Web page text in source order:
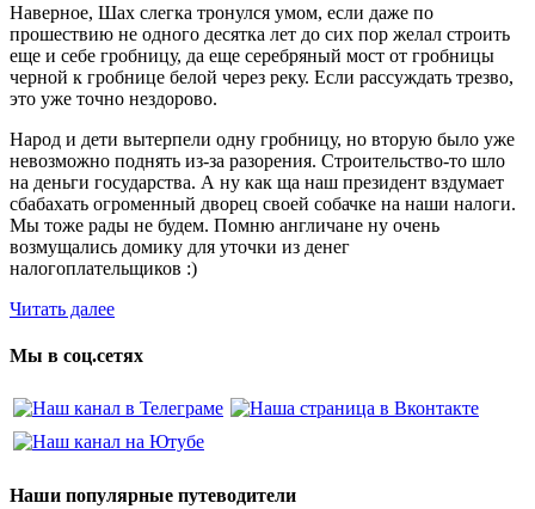
Наверное, Шах слегка тронулся умом, если даже по
прошествию не одного десятка лет до сих пор желал строить
еще и себе гробницу, да еще серебряный мост от гробницы
черной к гробнице белой через реку. Если рассуждать трезво,
это уже точно нездорово.
Народ и дети вытерпели одну гробницу, но вторую было уже
невозможно поднять из-за разорения. Строительство-то шло
на деньги государства. А ну как ща наш президент вздумает
сбабахать огроменный дворец своей собачке на наши налоги.
Мы тоже рады не будем. Помню англичане ну очень
возмущались домику для уточки из денег
налогоплательщиков :)
Читать далее
Мы в соц.сетях
Наши популярные путеводители